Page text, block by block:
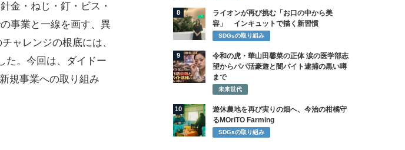
金・ねじ・釘・ビス・
事業と一線を画す、異
ャレンジの根底には、
た。今回は、ダイドー
規事業への取り組み
8
ライオンが再び挑む「お口の中から美
容」 インキュットで描く新習慣
SDGsの取り組み
9
令和の虎・華山田馨菜の正体 涙の医学部志
望からパパ活豪遊と闇バイト逮捕の黒い噂
まで
未来世代
10
遊休農地を再び実りの畑へ、今治の柑橘守
るMOriTO Farming
SDGsの取り組み